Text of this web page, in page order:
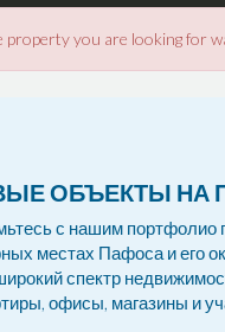
property you are looking for
ОБЪЕКТЫ НА
с нашим портфолио
местах Пафоса и его
спектр
офисы, магазины и